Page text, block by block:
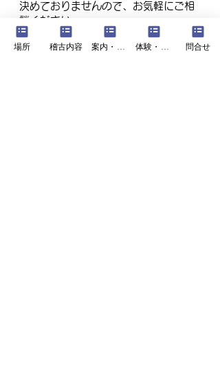
決めておりませんので、お気軽にご相
談ください。
【メイン講師】 海外の小・中・高校や空手
場所 稽古内容 問合せ